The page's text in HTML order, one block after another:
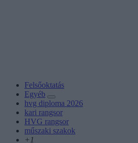
Felsőoktatás
Egyéb
hvg diploma 2026
kari rangsor
HVG rangsor
műszaki szakok
+1